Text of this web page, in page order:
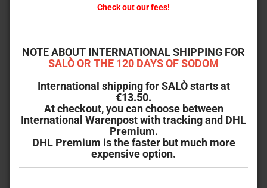
Check out our fees!
NOTE ABOUT INTERNATIONAL SHIPPING FOR
SALÒ OR THE 120 DAYS OF SODOM
International shipping for SALÒ starts at
€13.50.
At checkout, you can choose between
International Warenpost with tracking and DHL
Premium.
DHL Premium is the faster but much more
expensive option.